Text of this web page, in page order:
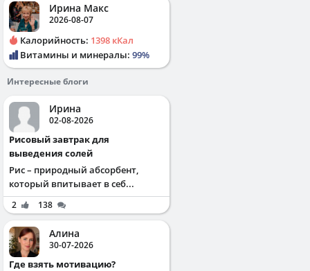
Ирина Макс
2026-08-07
Калорийность: 1398 кКал
Витамины и минералы: 99%
Интересные блоги
Ирина
02-08-2026
Рисовый завтрак для
выведения солей
Рис – природный абсорбент,
который впитывает в себ...
2 138
Алина
30-07-2026
Где взять мотивацию?